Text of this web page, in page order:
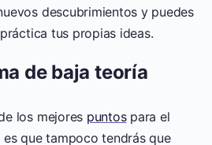
descubrimientos y puedes
tus propias ideas.
de baja teoría
los mejores puntospara el
es que tampoco tendrás que